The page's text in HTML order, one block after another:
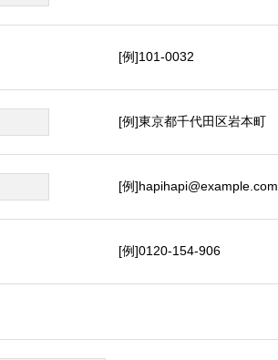
[例]101-0032
[例]東京都千代田区岩本町
[例]hapihapi@example.com
[例]0120-154-906